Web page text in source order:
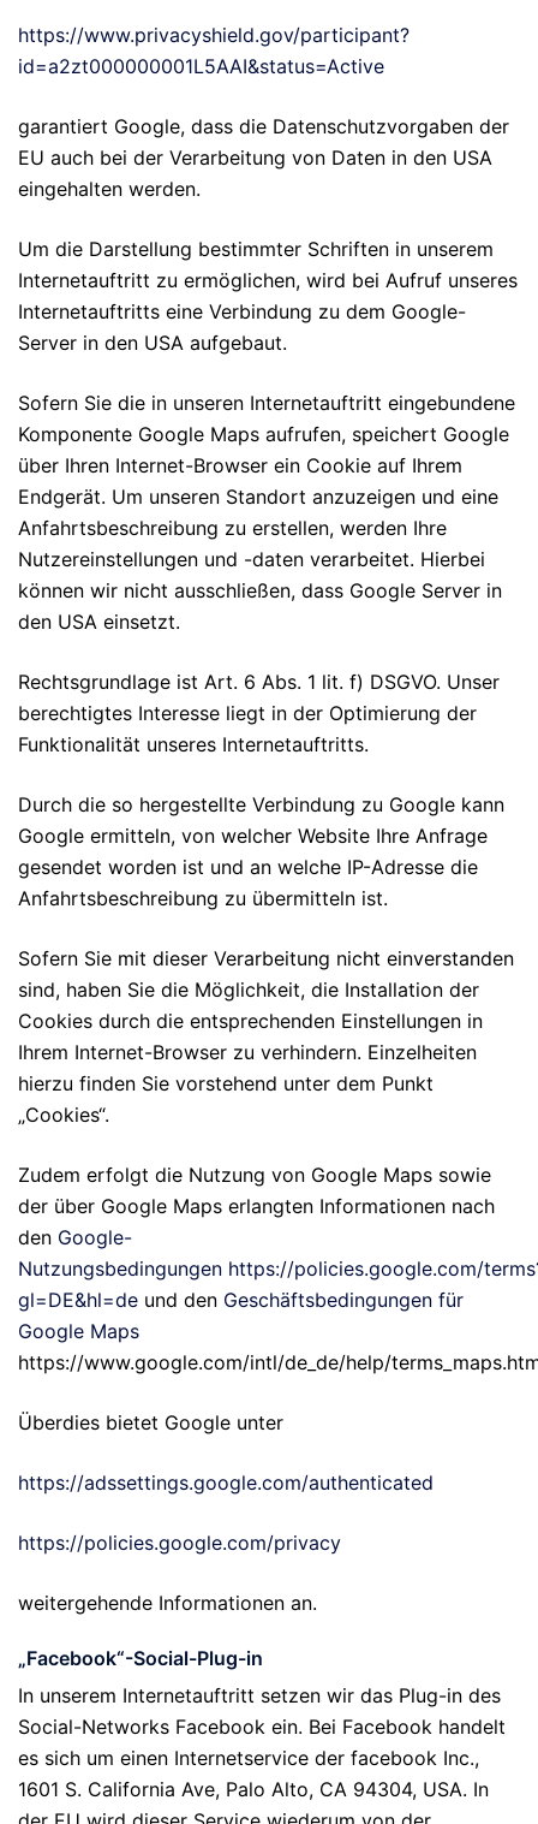
https://www.privacyshield.gov/participant?
id=a2zt000000001L5AAI&status=Active
garantiert Google, dass die Datenschutzvorgaben der
EU auch bei der Verarbeitung von Daten in den USA
eingehalten werden.
Um die Darstellung bestimmter Schriften in unserem
Internetauftritt zu ermöglichen, wird bei Aufruf unseres
Internetauftritts eine Verbindung zu dem Google-
Server in den USA aufgebaut.
Sofern Sie die in unseren Internetauftritt eingebundene
Komponente Google Maps aufrufen, speichert Google
über Ihren Internet-Browser ein Cookie auf Ihrem
Endgerät. Um unseren Standort anzuzeigen und eine
Anfahrtsbeschreibung zu erstellen, werden Ihre
Nutzereinstellungen und -daten verarbeitet. Hierbei
können wir nicht ausschließen, dass Google Server in
den USA einsetzt.
Rechtsgrundlage ist Art. 6 Abs. 1 lit. f) DSGVO. Unser
berechtigtes Interesse liegt in der Optimierung der
Funktionalität unseres Internetauftritts.
Durch die so hergestellte Verbindung zu Google kann
Google ermitteln, von welcher Website Ihre Anfrage
gesendet worden ist und an welche IP-Adresse die
Anfahrtsbeschreibung zu übermitteln ist.
Sofern Sie mit dieser Verarbeitung nicht einverstanden
sind, haben Sie die Möglichkeit, die Installation der
Cookies durch die entsprechenden Einstellungen in
Ihrem Internet-Browser zu verhindern. Einzelheiten
hierzu finden Sie vorstehend unter dem Punkt
„Cookies“.
Zudem erfolgt die Nutzung von Google Maps sowie
der über Google Maps erlangten Informationen nach
den Google-
Nutzungsbedingungen https://policies.google.com/
gl=DE&hl=de und den Geschäftsbedingungen für
Google Maps
https://www.google.com/intl/de_de/help/
Überdies bietet Google unter
https://adssettings.google.com/authenticated
https://policies.google.com/privacy
weitergehende Informationen an.
„Facebook“-Social-Plug-in
In unserem Internetauftritt setzen wir das Plug-in des
Social-Networks Facebook ein. Bei Facebook handelt
es sich um einen Internetservice der facebook Inc.,
1601 S. California Ave, Palo Alto, CA 94304, USA. In